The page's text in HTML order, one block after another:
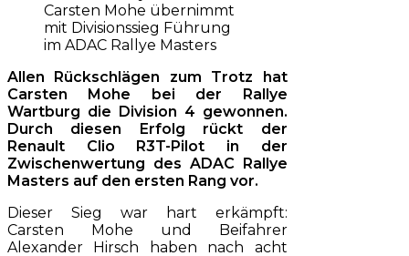
Carsten Mohe übernimmt
mit Divisionssieg Führung
im ADAC Rallye Masters
Allen Rückschlägen zum Trotz hat
Carsten Mohe bei der Rallye
Wartburg die Division 4 gewonnen.
Durch diesen Erfolg rückt der
Renault Clio R3T-Pilot in der
Zwischenwertung des ADAC Rallye
Masters auf den ersten Rang vor.
Dieser Sieg war hart erkämpft:
Carsten Mohe und Beifahrer
Alexander Hirsch haben nach acht